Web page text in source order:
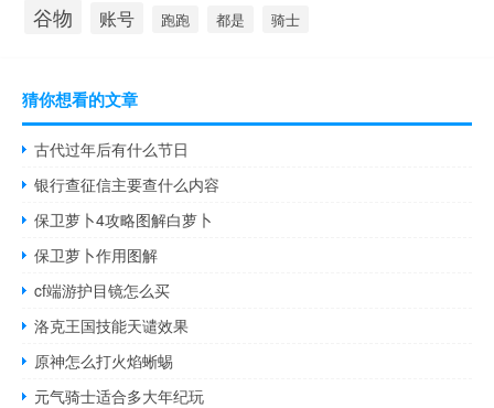
谷物 账号 跑跑 都是 骑士
猜你想看的文章
古代过年后有什么节日
银行查征信主要查什么内容
保卫萝卜4攻略图解白萝卜
保卫萝卜作用图解
cf端游护目镜怎么买
洛克王国技能天谴效果
原神怎么打火焰蜥蜴
元气骑士适合多大年纪玩